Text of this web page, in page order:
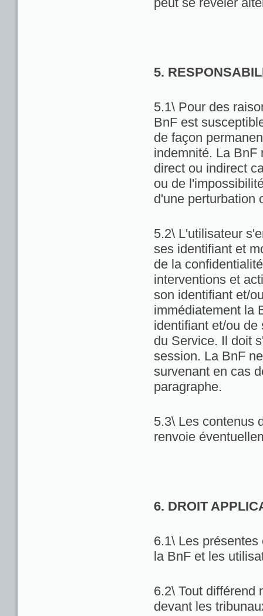
5.
5.1\ Pour des
BnF est
de façon
indemnité. La BnF
direct ou indirect
ou de
d'une perturbation
5.2\ L'utilisateur
ses identifiant et
de la
interventions et
son identifiant et/
immédiatement la
identifiant et/ou
du Service. Il doit
session. La BnF
survenant en cas
paragraphe.
5.3\ Les contenus
renvoie
6. DROIT
6.1\ Les
la BnF et les
6.2\ Tout différend
devant les